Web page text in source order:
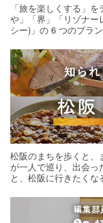
「旅を楽しくする」
や」「界」「リゾナー
シー)」の 6 つのブラ
松阪のまちを歩くと
が一人で巡り、出会っ
と、松阪に行きたくな